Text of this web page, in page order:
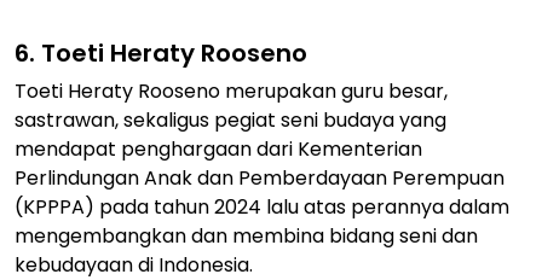
6. Toeti Heraty Rooseno
Toeti Heraty Rooseno merupakan guru besar,
sastrawan, sekaligus pegiat seni budaya yang
mendapat penghargaan dari Kementerian
Perlindungan Anak dan Pemberdayaan Perempuan
(KPPPA) pada tahun 2024 lalu atas perannya dalam
mengembangkan dan membina bidang seni dan
kebudayaan di Indonesia.